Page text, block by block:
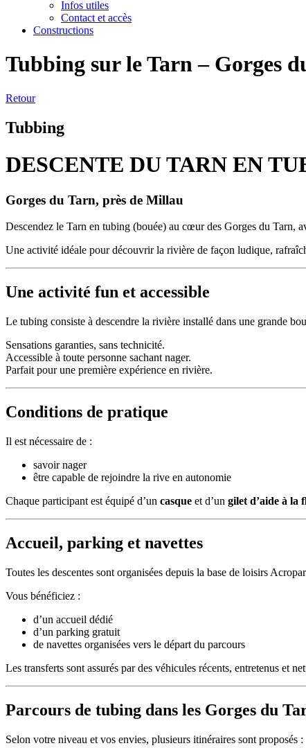
Infos utiles
Contact et accès
Constructions
Tubbing sur le Tarn – Gorges
Retour
Tubbing
DESCENTE DU TARN EN
Gorges du Tarn, près de Millau
Descendez le Tarn en tubing (bouée) au cœur des Gorges du Tarn,
Une activité idéale pour découvrir la rivière de façon ludique,
Une activité fun et accessible
Le tubing consiste à descendre la rivière installé dans une grande
Sensations garanties, sans technicité.
Accessible à toute personne sachant nager.
Parfait pour une première expérience en rivière.
Conditions de pratique
Il est nécessaire de :
savoir nager
être capable de rejoindre la rive en autonomie
Chaque participant est équipé d’un casque et d’un gilet d’aide à la
Accueil, parking et navettes
Toutes les descentes sont organisées depuis la base de loisirs
Vous bénéficiez :
d’un accueil dédié
d’un parking gratuit
de navettes organisées vers le départ du parcours
Les transferts sont assurés par des véhicules récents, entretenus et
Parcours de tubing dans les Gorges du
Selon votre niveau et vos envies, plusieurs itinéraires sont proposés :